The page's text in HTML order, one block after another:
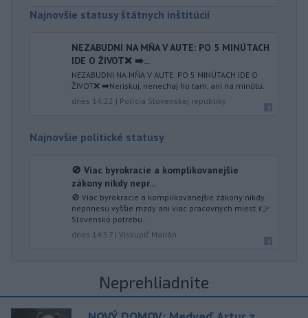
Najnovšie statusy štátnych inštitúcií
NEZABUDNI NA MŇA V AUTE: PO 5 MINÚTACH
IDE O ŽIVOT❌ ➡️...
NEZABUDNI NA MŇA V AUTE: PO 5 MINÚTACH IDE O
ŽIVOT❌ ➡️Neriskuj, nenechaj ho tam, ani na minútu.
dnes 14:22 | Polícia Slovenskej republiky
Najnovšie politické statusy
🚫 Viac byrokracie a komplikovanejšie
zákony nikdy nepr...
🚫 Viac byrokracie a komplikovanejšie zákony nikdy
neprinesú vyššie mzdy ani viac pracovných miest. 👉
Slovensko potrebu...
dnes 14:57 | Viskupič Marián
Neprehliadnite